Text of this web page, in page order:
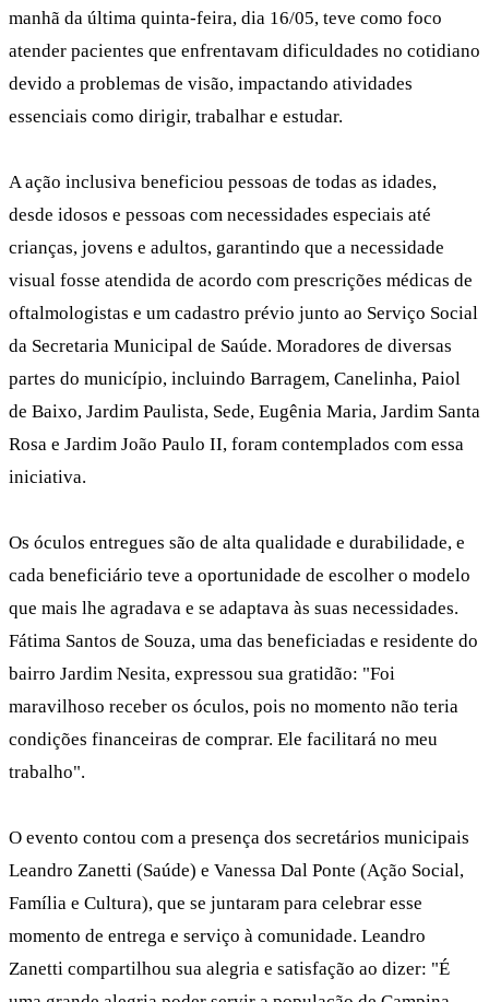
manhã da última quinta-feira, dia 16/05, teve como foco
atender pacientes que enfrentavam dificuldades no cotidiano
devido a problemas de visão, impactando atividades
essenciais como dirigir, trabalhar e estudar.
A ação inclusiva beneficiou pessoas de todas as idades,
desde idosos e pessoas com necessidades especiais até
crianças, jovens e adultos, garantindo que a necessidade
visual fosse atendida de acordo com prescrições médicas de
oftalmologistas e um cadastro prévio junto ao Serviço Social
da Secretaria Municipal de Saúde. Moradores de diversas
partes do município, incluindo Barragem, Canelinha, Paiol
de Baixo, Jardim Paulista, Sede, Eugênia Maria, Jardim Santa
Rosa e Jardim João Paulo II, foram contemplados com essa
iniciativa.
Os óculos entregues são de alta qualidade e durabilidade, e
cada beneficiário teve a oportunidade de escolher o modelo
que mais lhe agradava e se adaptava às suas necessidades.
Fátima Santos de Souza, uma das beneficiadas e residente do
bairro Jardim Nesita, expressou sua gratidão: "Foi
maravilhoso receber os óculos, pois no momento não teria
condições financeiras de comprar. Ele facilitará no meu
trabalho".
O evento contou com a presença dos secretários municipais
Leandro Zanetti (Saúde) e Vanessa Dal Ponte (Ação Social,
Família e Cultura), que se juntaram para celebrar esse
momento de entrega e serviço à comunidade. Leandro
Zanetti compartilhou sua alegria e satisfação ao dizer: "É